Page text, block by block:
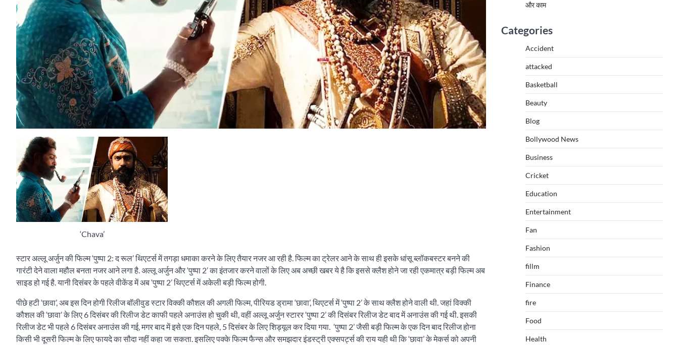
‘Chava’
स्टार अल्लू अर्जुन की फिल्म ‘पुष्पा 2: द रूल’ थिएटर्स में तगड़ा धमाका करने के लिए तैयार नजर आ रही है. फिल्म का ट्रेलर आने के साथ ही इसके धांसू ब्लॉकबस्टर बनने की
गारंटी देने वाला महौल बनता नजर आने लगा है. अल्लू अर्जुन और ‘पुष्पा 2’ का इंतजार करने वालों के लिए अब अच्छी खबर ये है कि इससे क्लैश होने जा रही एकमात्र बड़ी फिल्म अब
साइड हो गई है. यानी दिसंबर के पहले वीकेंड में अब ‘पुष्पा 2’ थिएटर्स में अकेली बड़ी फिल्म होगी.
पीछे हटी ‘छावा’, अब इस दिन होगी रिलीज बॉलीवुड स्टार विक्की कौशल की अगली फिल्म, पीरियड ड्रामा ‘छावा’, थिएटर्स में ‘पुष्पा 2’ के साथ क्लैश होने वाली थी. जहां विक्की
कौशल की ‘छावा’ के लिए 6 दिसंबर की रिलीज डेट काफी पहले अनाउंस हो चुकी थी, वहीं अल्लू अर्जुन स्टारर ‘पुष्पा 2’ की दिसंबर रिलीज डेट बाद में अनाउंस की गई थी. इसकी
रिलीज डेट भी पहले 6 दिसंबर अनाउंस की गई, मगर बाद में इसे एक दिन पहले, 5 दिसंबर के लिए शिड्यूल कर दिया गया. ‘पुष्पा 2’ जैसी बड़ी फिल्म के एक दिन बाद रिलीज होना
किसी भी दूसरी फिल्म के लिए फायदे का सौदा नहीं कहा जा सकता. इसलिए पक्के फिल्म फैन्स और समझदार इंडस्ट्री एक्सपर्ट्स की राय यही थी कि ‘छावा’ के मेकर्स को अपनी
और काम
Categories
Accident
attacked
Basketball
Beauty
Blog
Bollywood News
Business
Cricket
Education
Entertainment
Fan
Fashion
fillm
Finance
fire
Food
Health